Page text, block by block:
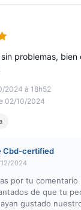
5
2024 à 18h52
02/10/2024
sin problemas,
Cbd-certified
2024
por tu comentario
de que tu
gustado